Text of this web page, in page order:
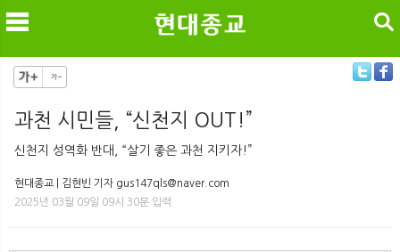
메
검색
과천 시민들, “신천지 OUT!”
신천지 성역화 반대, “살기 좋은 과천 지키자!”
현대종교 | 김현빈 기자 gus147qls@naver.com
2025년 03월 09일 09시 30분 입력